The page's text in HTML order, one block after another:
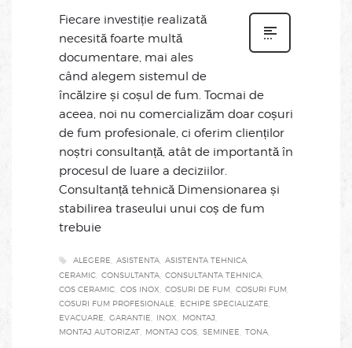
Fiecare investiție realizată
necesită foarte multă
documentare, mai ales
când alegem sistemul de
încălzire și coșul de fum. Tocmai de
aceea, noi nu comercializăm doar coșuri
de fum profesionale, ci oferim clienților
noștri consultanță, atât de importantă în
procesul de luare a deciziilor.
Consultanță tehnică Dimensionarea și
stabilirea traseului unui coș de fum
trebuie
ALEGERE ASISTENTA ASISTENTA TEHNICA
CERAMIC CONSULTANTA CONSULTANTA TEHNICA
COS CERAMIC COS INOX COSURI DE FUM
COSURI FUM
COSURI FUM PROFESIONALE
ECHIPE SPECIALIZATE
EVACUARE
GARANTIE INOX
MONTAJ
MONTAJ AUTORIZAT
MONTAJ COS SEMINEE TONA